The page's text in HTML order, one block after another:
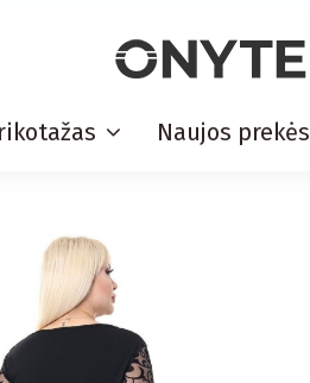
Naujos prekės